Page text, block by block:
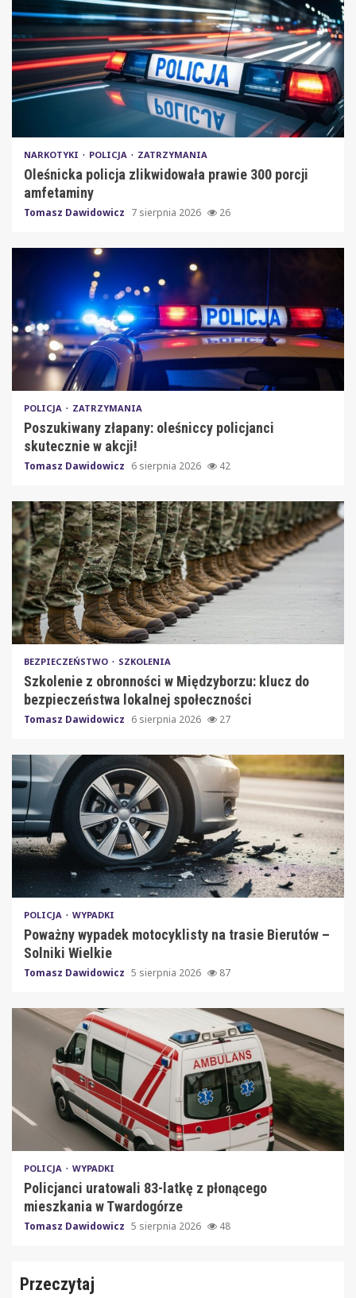
NARKOTYKI POLICJA ZATRZYMANIA
Oleśnicka policja zlikwidowała prawie 300 porcji
amfetaminy
Tomasz Dawidowicz 7 sierpnia 2026 26
POLICJA ZATRZYMANIA
Poszukiwany złapany: oleśniccy policjanci
skutecznie w akcji!
Tomasz Dawidowicz 6 sierpnia 2026 42
BEZPIECZEŃSTWO SZKOLENIA
Szkolenie z obronności w Międzyborzu: klucz do
bezpieczeństwa lokalnej społeczności
Tomasz Dawidowicz 6 sierpnia 2026 27
POLICJA WYPADKI
Poważny wypadek motocyklisty na trasie Bierutów –
Solniki Wielkie
Tomasz Dawidowicz 5 sierpnia 2026 87
POLICJA WYPADKI
Policjanci uratowali 83-latkę z płonącego
mieszkania w Twardogórze
Tomasz Dawidowicz 5 sierpnia 2026 48
Przeczytaj